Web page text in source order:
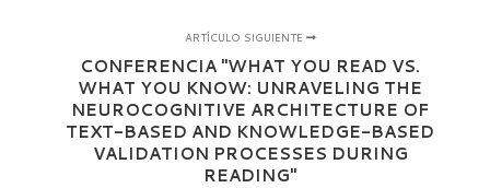
ARTÍCULO SIGUIENTE
CONFERENCIA "WHAT YOU READ VS.
WHAT YOU KNOW: UNRAVELING THE
NEUROCOGNITIVE ARCHITECTURE OF
TEXT-BASED AND KNOWLEDGE-BASED
VALIDATION PROCESSES DURING
READING"